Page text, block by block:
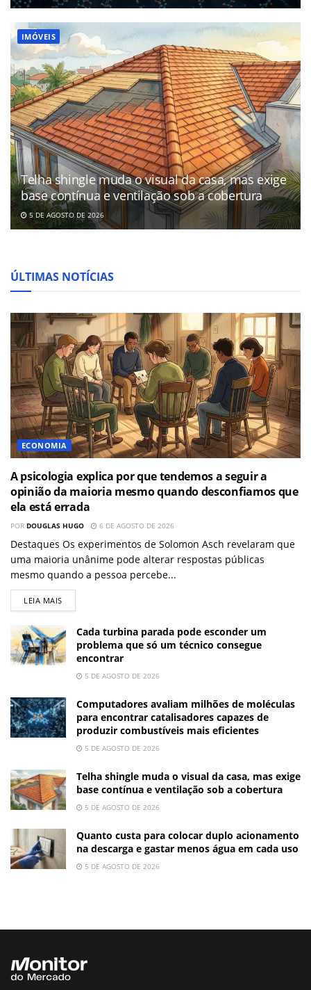
IMÓVEIS
Telha shingle muda o visual da casa, mas exige
base contínua e ventilação sob a cobertura
5 DE AGOSTO DE 2026
ÚLTIMAS NOTÍCIAS
ECONOMIA
A psicologia explica por que tendemos a seguir a
opinião da maioria mesmo quando desconfiamos que
ela está errada
POR DOUGLAS HUGO 6 DE AGOSTO DE 2026
Destaques Os experimentos de Solomon Asch revelaram que
uma maioria unânime pode alterar respostas públicas
mesmo quando a pessoa percebe...
LEIA MAIS
Cada turbina parada pode esconder um
problema que só um técnico consegue
encontrar
5 DE AGOSTO DE 2026
Computadores avaliam milhões de moléculas
para encontrar catalisadores capazes de
produzir combustíveis mais eficientes
5 DE AGOSTO DE 2026
Telha shingle muda o visual da casa, mas exige
base contínua e ventilação sob a cobertura
5 DE AGOSTO DE 2026
Quanto custa para colocar duplo acionamento
na descarga e gastar menos água em cada uso
5 DE AGOSTO DE 2026